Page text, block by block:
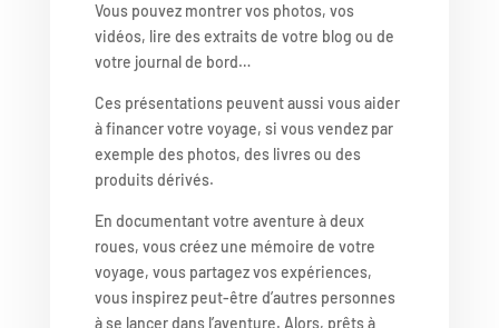
Vous pouvez montrer vos photos, vos
vidéos, lire des extraits de votre blog ou de
votre journal de bord…
Ces présentations peuvent aussi vous aider
à financer votre voyage, si vous vendez par
exemple des photos, des livres ou des
produits dérivés.
En documentant votre aventure à deux
roues, vous créez une mémoire de votre
voyage, vous partagez vos expériences,
vous inspirez peut-être d’autres personnes
à se lancer dans l’aventure. Alors, prêts à